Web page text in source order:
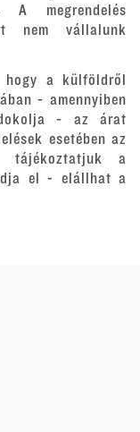
A megrendelés
nem vállalunk
a külföldről
- amennyiben
- az árat
esetében az
tájékoztatjuk a
el - elállhat a